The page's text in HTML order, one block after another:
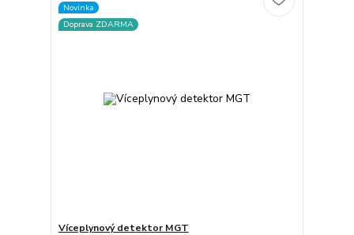
Novinka
Doprava ZDARMA
Víceplynový detektor MGT